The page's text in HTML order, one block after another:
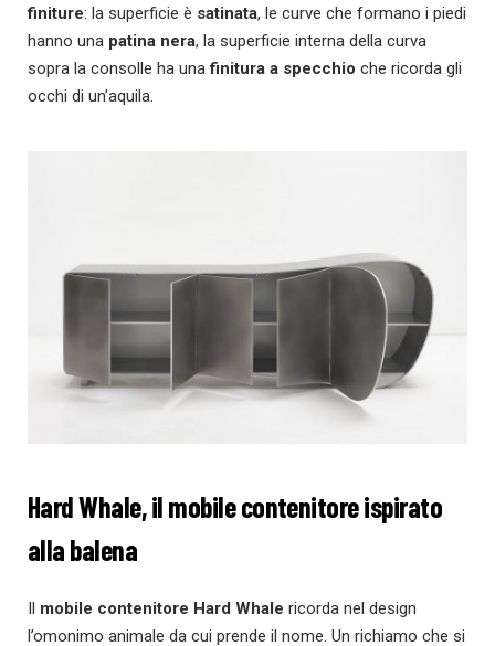
finiture: la superficie è satinata, le curve che formano i piedi
hanno una patina nera, la superficie interna della curva
sopra la consolle ha unafinitura a specchio che ricorda gli
occhi di un’aquila.
Hard Whale, il mobile contenitore ispirato
alla balena
mobile contenitore Hard Whale ricorda nel design
l’omonimo animale da cui prende il nome. Un richiamo che si